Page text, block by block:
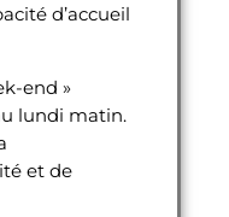
d’accueil
end »
lundi matin.
et de